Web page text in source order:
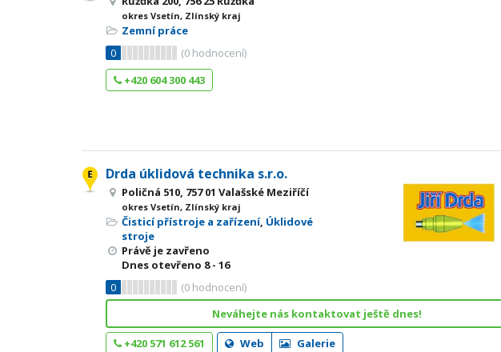
okres Vsetín, Zlínský kraj
Zemní práce
0
(0 hodnocení)
+420 604 300 443
Drda úklidová technika s.r.o.
Poličná 510, 757 01 Valašské Meziříčí
okres Vsetín, Zlínský kraj
Čisticí přístroje a zařízení, Úklidové
stroje
Právě je zavřeno
Dnes otevřeno 8 - 16
0
(0 hodnocení)
Neváhejte nás kontaktovat ještě dnes!
+420 571 612 561 Web Galerie